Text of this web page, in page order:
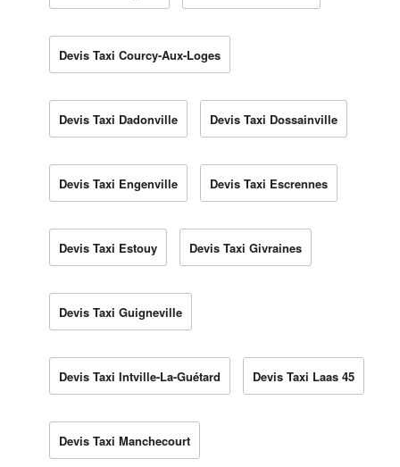
Devis Taxi Courcy-Aux-Loges
Devis Taxi Dadonville Devis Taxi Dossainville
Devis Taxi Engenville Devis Taxi Escrennes
Devis Taxi Estouy Devis Taxi Givraines
Devis Taxi Guigneville
Devis Taxi Intville-La-Guétard Devis Taxi Laas 45
Devis Taxi Manchecourt